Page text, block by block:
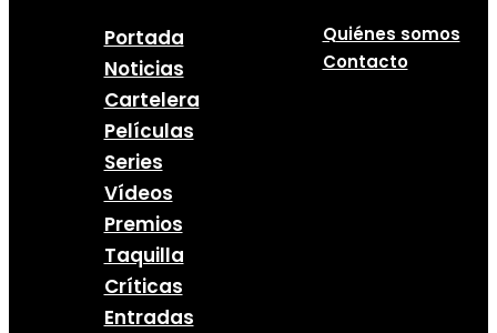
Portada
Noticias
Cartelera
Películas
Series
Vídeos
Premios
Taquilla
Críticas
Entradas
Quiénes somos
Contacto